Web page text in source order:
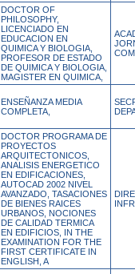
DOCTOR OF
PHILOSOPHY,
LICENCIADO EN
EDUCACION EN
QUIMICA Y BIOLOGIA,
PROFESOR DE ESTADO
DE QUIMICA Y BIOLOGIA,
MAGISTER EN QUIMICA,
ENSEÑANZA MEDIA
COMPLETA,
DOCTOR PROGRAMA DE
PROYECTOS
ARQUITECTONICOS,
ANALISIS ENERGETICO
EN EDIFICACIONES,
AUTOCAD 2002 NIVEL
AVANZADO, TASACIONES
DE BIENES RAICES
URBANOS, NOCIONES
DE CALIDAD TERMICA
EN EDIFICIOS, IN THE
EXAMINATION FOR THE
FIRST CERTIFICATE IN
ENGLISH, A